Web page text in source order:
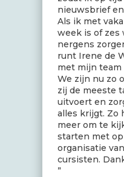
nieuwsbrief
Als ik met
week is of zes
nergens
runt Irene de
met mijn team
We zijn nu zo
zij de meeste
uitvoert en
alles krijgt. Zo
meer om te
starten met
organisatie
cursisten.
”